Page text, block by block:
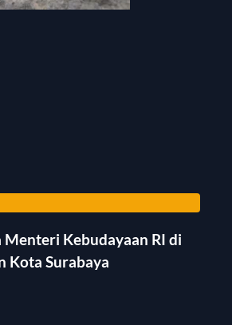
Kebudayaan RI di
Kota Surabaya